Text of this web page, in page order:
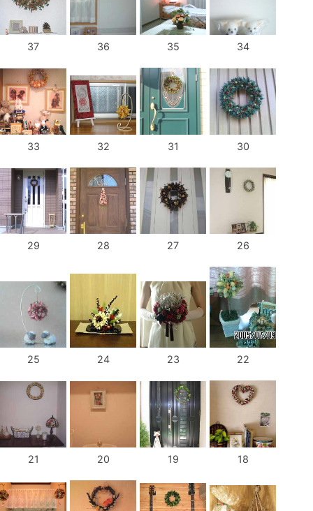
37 36 35 34
33 32 31 30
29 28 27 26
25 24 23 22
21 20 19 18